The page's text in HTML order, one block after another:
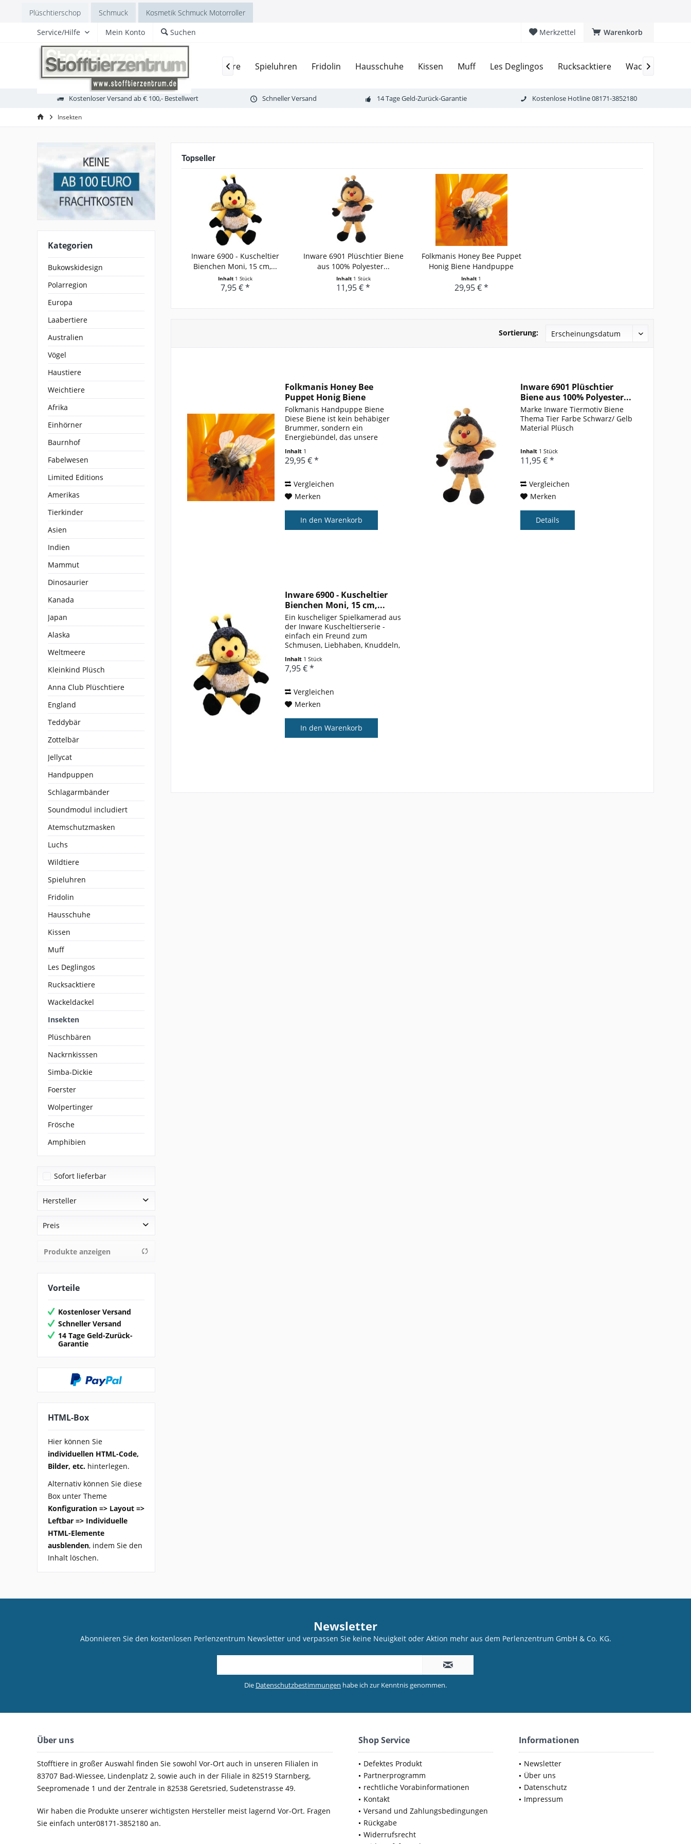
Plüschtierschop Schmuck
Kosmetik Schmuck Motorroller
Warenkorb
Merkzettel
Service/Hilfe Mein Konto Suchen
includiert Atemschutzmasken Luchs Wildtiere Spieluhren Fridolin Hausschuhe Kissen Muff Les Deglingos Rucksacktiere Wackeldackel
 
Kostenloser Versand ab € 100,- Bestellwert Schneller Versand 14 Tage Geld-Zurück-Garantie Kostenlose Hotline 08171-3852180
Insekten
Kategorien
Bukowskidesign
Polarregion
Europa
Laabertiere
Australien
Vögel
Haustiere
Weichtiere
Afrika
Einhörner
Baurnhof
Fabelwesen
Limited Editions
Amerikas
Tierkinder
Asien
Indien
Mammut
Dinosaurier
Kanada
Japan
Alaska
Weltmeere
Kleinkind Plüsch
Anna Club Plüschtiere
England
Teddybär
Zottelbär
Jellycat
Handpuppen
Schlagarmbänder
Soundmodul includiert
Atemschutzmasken
Luchs
Wildtiere
Spieluhren
Fridolin
Hausschuhe
Kissen
Muff
Les Deglingos
Rucksacktiere
Wackeldackel
Insekten
Plüschbären
Nackrnkisssen
Simba-Dickie
Foerster
Wolpertinger
Frösche
Amphibien
Sofort lieferbar
Hersteller
Folkmanis
Preis
bis
Produkte anzeigen
Vorteile
Kostenloser Versand
Schneller Versand
14 Tage Geld-Zurück-
Garantie
HTML-Box
Hier können Sie
individuellen HTML-Code,
Bilder, etc. hinterlegen.
Alternativ können Sie diese
Box unter Theme
Konfiguration => Layout =>
Leftbar => Individuelle
HTML-Elemente
ausblenden, indem Sie den
Inhalt löschen.
Topseller
Inware 6900 - Kuscheltier
Bienchen Moni, 15 cm,...
Inhalt 1 Stück
7,95 € *
Inware 6901 Plüschtier Biene
aus 100% Polyester...
Inhalt 1 Stück
11,95 € *
Folkmanis Honey Bee Puppet
Honig Biene Handpuppe
Inhalt 1
29,95 € *
Sortierung:
Folkmanis Honey Bee
Puppet Honig Biene
Handpuppe
Folkmanis Handpuppe Biene
Diese Biene ist kein behäbiger
Brummer, sondern ein
Energiebündel, das unsere
Immerhin wäre das Leben nicht
so süß ohne die wichtige Arbeit
Länge: 18 cm,...
Inhalt 1
29,95 € *
Vergleichen
Merken
In den Warenkorb
Inware 6901 Plüschtier
Biene aus 100% Polyester...
Marke Inware Tiermotiv Biene
Thema Tier Farbe Schwarz/ Gelb
Material Plüsch
Inhalt 1 Stück
11,95 € *
Vergleichen
Merken
Details
Inware 6900 - Kuscheltier
Bienchen Moni, 15 cm,...
Ein kuscheliger Spielkamerad aus
der Inware Kuscheltierserie -
einfach ein Freund zum
Schmusen, Liebhaben, Knuddeln,
Anschmiegen, Aufmuntern und
ins Herz schließen. Für große
Inhalt 1 Stück
7,95 € *
Vergleichen
Merken
In den Warenkorb
Newsletter
Abonnieren Sie den kostenlosen Perlenzentrum Newsletter und verpassen Sie keine Neuigkeit oder Aktion mehr aus dem Perlenzentrum GmbH & Co. KG.
Die Datenschutzbestimmungen habe ich zur Kenntnis genommen.
Über uns
Stofftiere in großer Auswahl finden Sie sowohl Vor-Ort auch in unseren Filialen in
83707 Bad-Wiessee, Lindenplatz 2, sowie auch in der Filiale in 82519 Starnberg,
Seepromenade 1 und der Zentrale in 82538 Geretsried, Sudetenstrasse 49.
Wir haben die Produkte unserer wichtigsten Hersteller meist lagernd Vor-Ort. Fragen
Sie einfach unter08171-3852180 an.
Shop Service
Defektes Produkt
Partnerprogramm
rechtliche Vorabinformationen
Kontakt
Versand und Zahlungsbedingungen
Rückgabe
Widerrufsrecht
Informationen
Newsletter
Über uns
Datenschutz
Impressum